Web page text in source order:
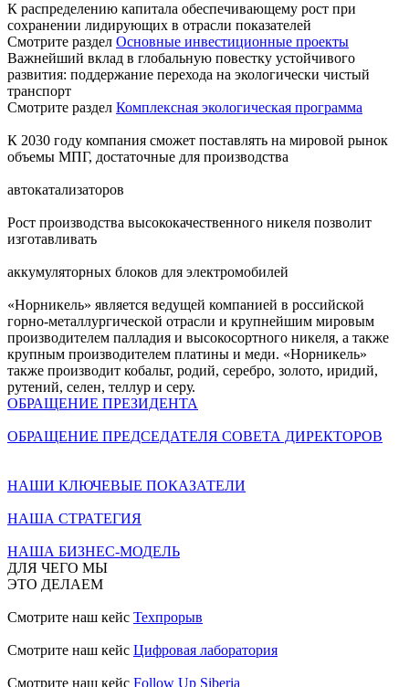
К распределению капитала обеспечивающему рост при
сохранении лидирующих в отрасли показателей
Смотрите раздел Основные инвестиционные проекты
Важнейший вклад в глобальную повестку устойчивого
развития: поддержание перехода на экологически чистый
транспорт
Смотрите раздел Комплексная экологическая программа
К 2030 году компания сможет поставлять на мировой рынок
объемы МПГ, достаточные для производства
автокатализаторов
Рост производства высококачественного никеля позволит
изготавливать
аккумуляторных блоков для электромобилей
«Норникель» является ведущей компанией в российской
горно-металлургической отрасли и крупнейшим мировым
производителем палладия и высокосортного никеля, а также
крупным производителем платины и меди. «Норникель»
также производит кобальт, родий, серебро, золото, иридий,
рутений, селен, теллур и серу.
ОБРАЩЕНИЕ ПРЕЗИДЕНТА
ОБРАЩЕНИЕ ПРЕДСЕДАТЕЛЯ СОВЕТА ДИРЕКТОРОВ
НАШИ КЛЮЧЕВЫЕ ПОКАЗАТЕЛИ
НАША СТРАТЕГИЯ
НАША БИЗНЕС-МОДЕЛЬ
ДЛЯ ЧЕГО МЫ
ЭТО ДЕЛАЕМ
Смотрите наш кейс Техпрорыв
Смотрите наш кейс Цифровая лаборатория
Смотрите наш кейс Follow Up Siberia